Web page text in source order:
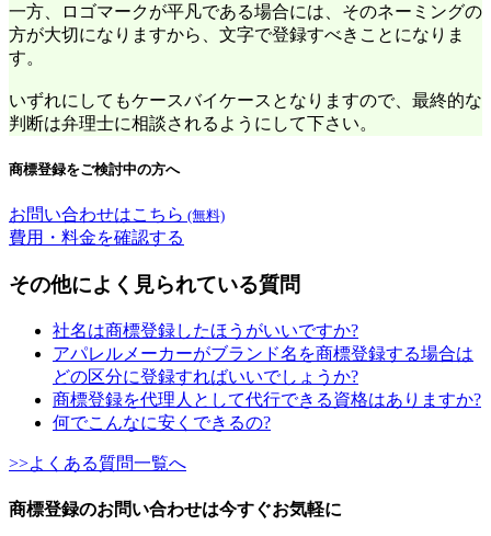
一方、ロゴマークが平凡である場合には、そのネーミングの
方が大切になりますから、文字で登録すべきことになりま
す。
いずれにしてもケースバイケースとなりますので、最終的な
判断は弁理士に相談されるようにして下さい。
商標登録をご検討中の方へ
お問い合わせはこちら (無料)
費用・料金を確認する
その他によく見られている質問
社名は商標登録したほうがいいですか?
アパレルメーカーがブランド名を商標登録する場合は
どの区分に登録すればいいでしょうか?
商標登録を代理人として代行できる資格はありますか?
何でこんなに安くできるの?
>>よくある質問一覧へ
商標登録のお問い合わせは今すぐお気軽に